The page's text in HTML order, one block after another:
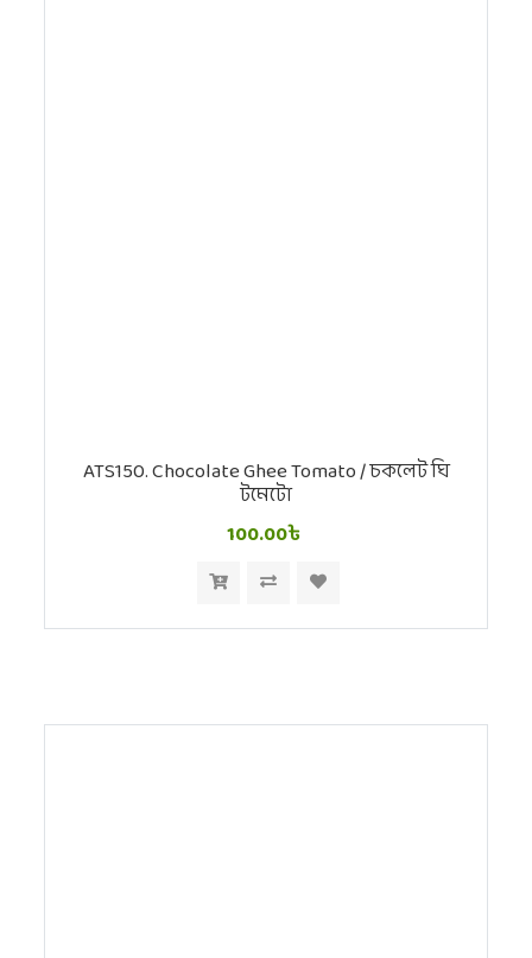
ATS150. Chocolate Ghee Tomato / চকলেট ঘি
টমেটো
100.00৳